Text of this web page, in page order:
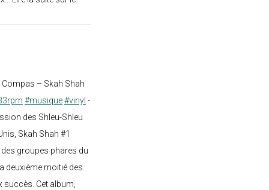
– Skah Shah
#musique#vinyl -
des Shleu-Shleu
Skah Shah #1
des groupes phares du
deuxième moitié des
Cet album,